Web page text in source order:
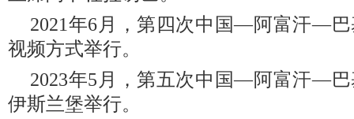
2021年6月，第四次中国—阿富汗—
视频方式举行。
2023年5月，第五次中国—阿富汗—
伊斯兰堡举行。